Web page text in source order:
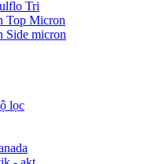
Tri
Top Micron
Side micron
lọc